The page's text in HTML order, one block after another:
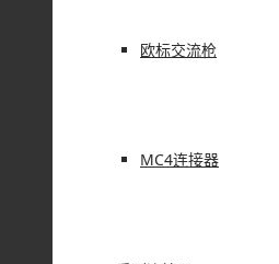
欧标交流枪
MC4连接器